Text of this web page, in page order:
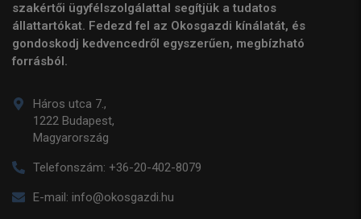
szakértői ügyfélszolgálattal segítjük a tudatos
állattartókat. Fedezd fel az Okosgazdi kínálatát, és
gondoskodj kedvencedről egyszerűen, megbízható
forrásból.
Háros utca 7.,
1222 Budapest,
Magyarország
Telefonszám: +36-20-402-8079
E-mail: info@okosgazdi.hu